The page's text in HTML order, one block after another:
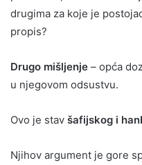
drugima za koje je
propis?
Drugo mišljenje – opća
u njegovom odsustvu.
Ovo je stav šafijskog i
Njihov argument je gore